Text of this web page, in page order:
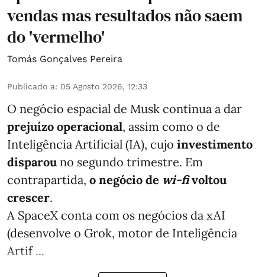
vendas mas resultados não saem
do 'vermelho'
Tomás Gonçalves Pereira
Publicado a: 05 Agosto 2026, 12:33
O negócio espacial de Musk continua a dar
prejuízo operacional, assim como o de
Inteligência Artificial (IA), cujo investimento
disparou no segundo trimestre. Em
contrapartida, o negócio de wi-fivoltou
crescer.
A SpaceX conta com os negócios da xAI
(desenvolve o Grok, motor de Inteligência
Artif ...